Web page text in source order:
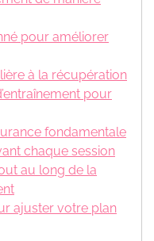
pour améliorer
à la récupération
pour
fondamentale
chaque session
au long de la
ajuster votre plan